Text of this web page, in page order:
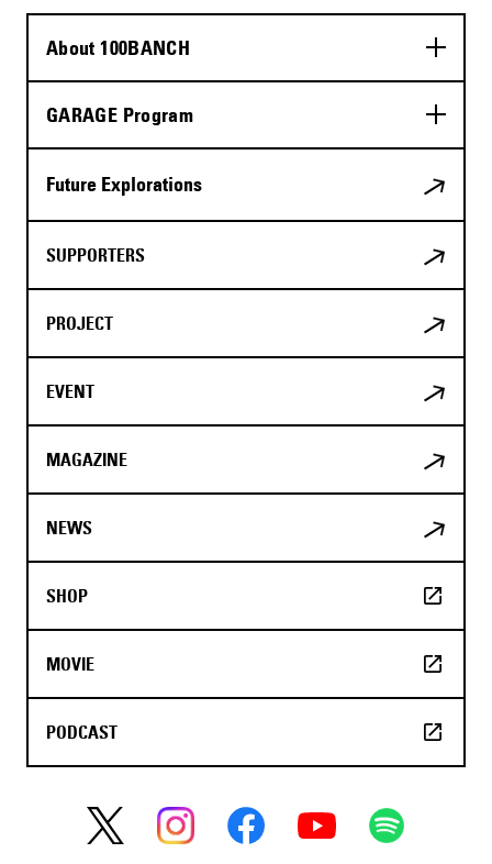
About 100BANCH
GARAGE Program
Future Explorations
SUPPORTERS
PROJECT
EVENT
MAGAZINE
NEWS
SHOP
MOVIE
PODCAST